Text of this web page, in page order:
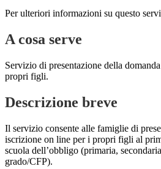
Per ulteriori informazioni su questo
A cosa serve
Servizio di presentazione della
propri figli.
Descrizione breve
Il servizio consente alle famiglie di
iscrizione on line per i propri figli al
scuola dell’obbligo (primaria,
grado/CFP).